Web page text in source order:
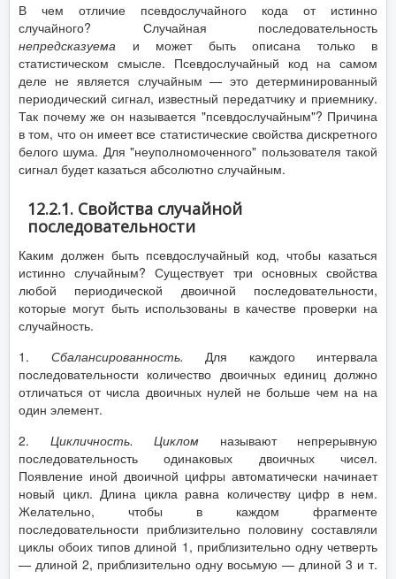
В чем отличие псевдослучайного кода от истинно
случайного? Случайная последовательность
непредсказуема и может быть описана только в
статистическом смысле. Псевдослучайный код на самом
деле не является случайным — это детерминированный
периодический сигнал, известный передатчику и приемнику.
Так почему же он называется "псевдослучайным"? Причина
в том, что он имеет все статистические свойства дискретного
белого шума. Для "неуполномоченного" пользователя такой
сигнал будет казаться абсолютно случайным.
12.2.1. Свойства случайной
последовательности
Каким должен быть псевдослучайный код, чтобы казаться
истинно случайным? Существует три основных свойства
любой периодической двоичной последовательности,
которые могут быть использованы в качестве проверки на
случайность.
1. Сбалансированность. Для каждого интервала
последовательности количество двоичных единиц должно
отличаться от числа двоичных нулей не больше чем на на
один элемент.
2. Цикличность. Циклом называют непрерывную
последовательность одинаковых двоичных чисел.
Появление иной двоичной цифры автоматически начинает
новый цикл. Длина цикла равна количеству цифр в нем.
Желательно, чтобы в каждом фрагменте
последовательности приблизительно половину составляли
циклы обоих типов длиной 1, приблизительно одну четверть
— длиной 2, приблизительно одну восьмую — длиной 3 и т.